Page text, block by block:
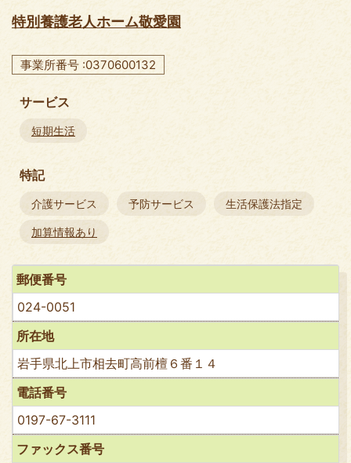
特別養護老人ホーム敬愛園
事業所番号 :0370600132
サービス
短期生活
特記
介護サービス 予防サービス 生活保護法指定
加算情報あり
郵便番号
024-0051
所在地
岩手県北上市相去町高前檀６番１４
電話番号
0197-67-3111
ファックス番号